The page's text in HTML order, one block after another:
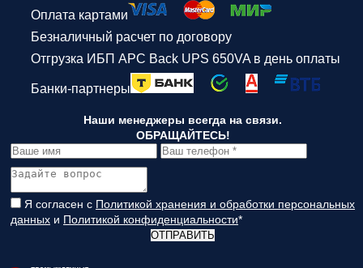
Оплата картами
Безналичный расчет по договору
Отгрузка ИБП APC Back UPS 650VA в день оплаты
Банки-партнеры
Наши менеджеры всегда на связи.
ОБРАЩАЙТЕСЬ!
Я согласен с Политикой хранения и обработки персональных
данных и Политикой конфиденциальности*
ОТПРАВИТЬ